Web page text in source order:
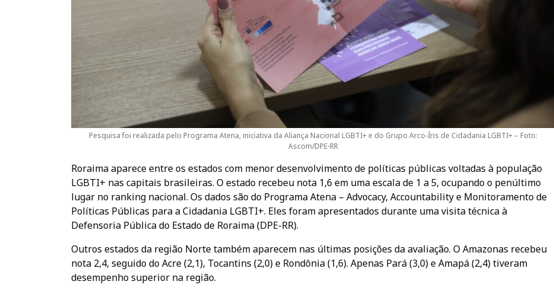
Pesquisa foi realizada pelo Programa Atena, iniciativa da Aliança Nacional LGBTI+ e do Grupo Arco-Íris de Cidadania LGBTI+ – Foto:
Ascom/DPE-RR
Roraima aparece entre os estados com menor desenvolvimento de políticas públicas voltadas à população
LGBTI+ nas capitais brasileiras. O estado recebeu nota 1,6 em uma escala de 1 a 5, ocupando o penúltimo
lugar no ranking nacional. Os dados são do Programa Atena – Advocacy, Accountability e Monitoramento de
Políticas Públicas para a Cidadania LGBTI+. Eles foram apresentados durante uma visita técnica à
Defensoria Pública do Estado de Roraima (DPE-RR).
Outros estados da região Norte também aparecem nas últimas posições da avaliação. O Amazonas recebeu
nota 2,4, seguido do Acre (2,1), Tocantins (2,0) e Rondônia (1,6). Apenas Pará (3,0) e Amapá (2,4) tiveram
desempenho superior na região.